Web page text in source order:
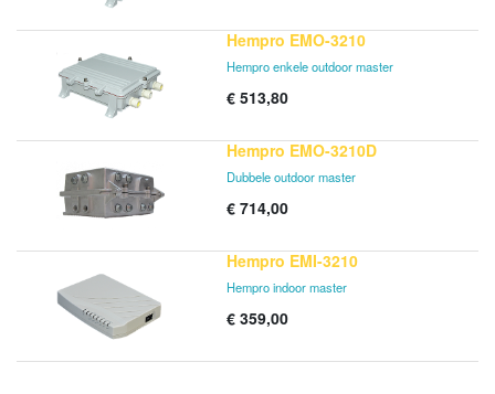
Hempro EMO-3210
Hempro enkele outdoor master
€ 513,80
Hempro EMO-3210D
Dubbele outdoor master
€ 714,00
Hempro EMI-3210
Hempro indoor master
€ 359,00